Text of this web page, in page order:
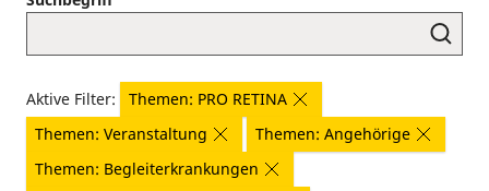
Aktive Filter:
Themen: PRO RETINA
Themen: Veranstaltung
Themen: Angehörige
Themen: Begleiterkrankungen